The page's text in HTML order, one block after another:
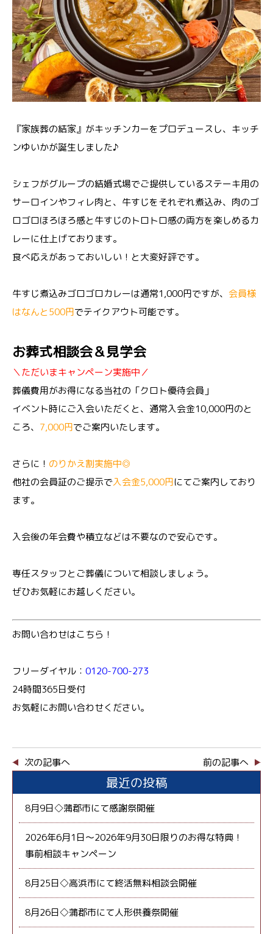
『家族葬の結家』がキッチンカーをプロデュースし、キッチ
ンゆいかが誕生しました♪
シェフがグループの結婚式場でご提供しているステーキ用の
サーロインやフィレ肉と、牛すじをそれぞれ煮込み、肉のゴ
ロゴロほろほろ感と牛すじのトロトロ感の両方を楽しめるカ
レーに仕上げております。
食べ応えがあっておいしい！と大変好評です。
牛すじ煮込みゴロゴロカレーは通常1,000円ですが、 会員様
はなんと500円でテイクアウト可能です。
お葬式相談会＆見学会
＼ただいまキャンペーン実施中／
葬儀費用がお得になる当社の「クロト優待会員」
イベント時にご入会いただくと、通常入会金10,000円のと
ころ、 7,000円でご案内いたします。
さらに！ のりかえ割実施中◎
他社の会員証のご提示で入会金5,000円にてご案内しており
ます。
入会後の年会費や積立などは不要なので安心です。
専任スタッフとご葬儀について相談しましょう。
ぜひお気軽にお越しください。
お問い合わせはこちら！
フリーダイヤル： 0120-700-273
24時間365日受付
お気軽にお問い合わせください。
次の記事へ 前の記事へ
最近の投稿
8月9日◇蒲郡市にて感謝祭開催
2026年6月1日～2026年9月30日限りのお得な特典！
事前相談キャンペーン
8月25日◇高浜市にて終活無料相談会開催
8月26日◇蒲郡市にて人形供養祭開催